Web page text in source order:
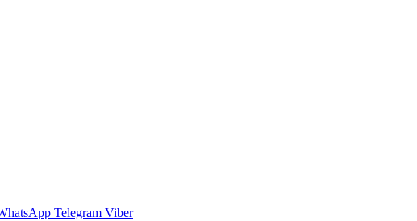
Telegram Viber